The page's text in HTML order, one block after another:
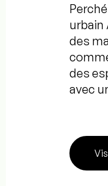
urbain
des
des
avec